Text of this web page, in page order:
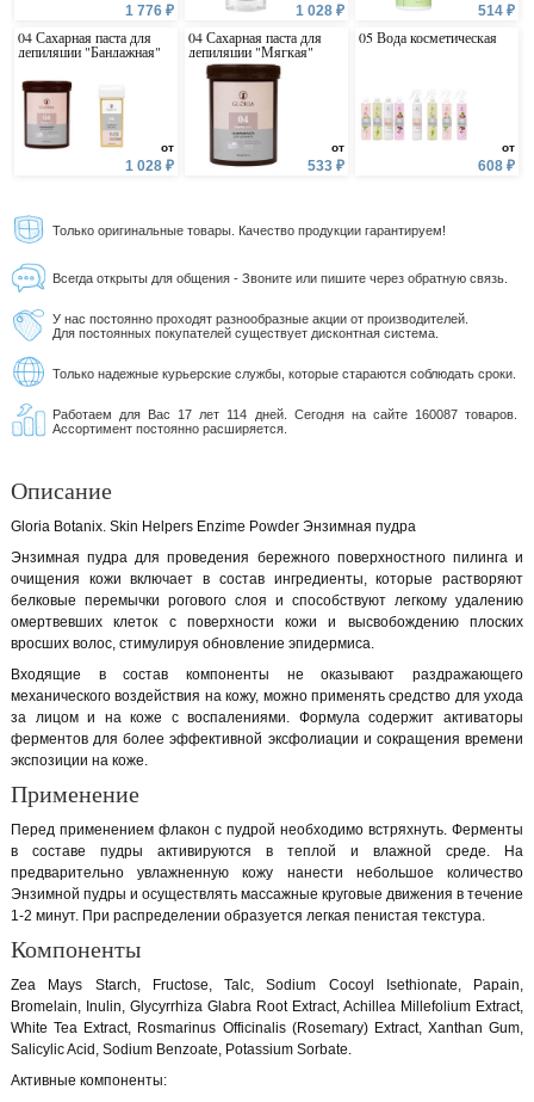
1 776 ₽
04 Сахарная паста для
депиляции "Бандажная"
от
1 028 ₽
1 028 ₽
04 Сахарная паста для
депиляции "Мягкая"
от
533 ₽
514 ₽
05 Вода косметическая
от
608 ₽
Только оригинальные товары. Качество продукции гарантируем!
Всегда открыты для общения - Звоните или пишите через обратную связь.
У нас постоянно проходят разнообразные акции от производителей.
Для постоянных покупателей существует дисконтная система.
Только надежные курьерские службы, которые стараются соблюдать сроки.
Работаем для Вас 17 лет 114 дней. Сегодня на сайте 160087 товаров.
Ассортимент постоянно расширяется.
Описание
Gloria Botanix. Skin Helpers Enzime Powder Энзимная пудра
Энзимная пудра для проведения бережного поверхностного пилинга и
очищения кожи включает в состав ингредиенты, которые растворяют
белковые перемычки рогового слоя и способствуют легкому удалению
омертвевших клеток с поверхности кожи и высвобождению плоских
вросших волос, стимулируя обновление эпидермиса.
Входящие в состав компоненты не оказывают раздражающего
механического воздействия на кожу, можно применять средство для ухода
за лицом и на коже с воспалениями. Формула содержит активаторы
ферментов для более эффективной эксфолиации и сокращения времени
экспозиции на коже.
Применение
Перед применением флакон с пудрой необходимо встряхнуть. Ферменты
в составе пудры активируются в теплой и влажной среде. На
предварительно увлажненную кожу нанести небольшое количество
Энзимной пудры и осуществлять массажные круговые движения в течение
1-2 минут. При распределении образуется легкая пенистая текстура.
Компоненты
Zea Mays Starch, Fructose, Talc, Sodium Cocoyl Isethionate, Papain,
Bromelain, Inulin, Glycyrrhiza Glabra Root Extract, Achillea Millefolium Extract,
White Tea Extract, Rosmarinus Officinalis (Rosemary) Extract, Xanthan Gum,
Salicylic Acid, Sodium Benzoate, Potassium Sorbate.
Активные компоненты: